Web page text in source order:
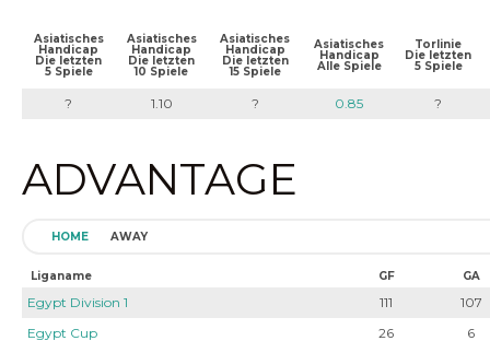
Asiatisches
Handicap
Die letzten
5 Spiele
Asiatisches
Handicap
Die letzten
10 Spiele
Asiatisches
Handicap
Die letzten
15 Spiele
Asiatisches
Handicap
Alle Spiele
Torlinie
Die letzten
5 Spiele
? 1.10 ? 0.85 ?
ADVANTAGE
HOME AWAY
Liganame GF GA
Egypt Division 1 111
107
Egypt Cup
26
6